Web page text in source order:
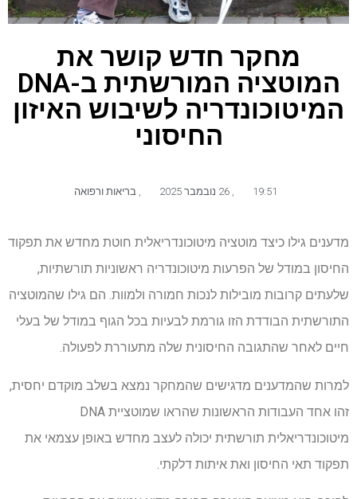
מחקר חדש קושר את
המוטציה המורשתית ב-DNA
המיטוכונדריה לשיבוש האיזון
החיסוני
19:51 26 נובמבר 2025 בריאות ורפואה
מדענים גילו כיצד מוטציה מיטוכונדריאלית חוטת מחדש את תפקוד
החיסון במודל של הפרעות מיטוכונדריה ראשוניות תורשתיות,
שלעתים קרובות מובילות לנכות חמורה ולמוות. הם גילו שהמוטציה
התורשתית הבודדת הזו גורמת לבעיות בכל הגוף במודל של בעלי
חיים לאחר שהתגובה החיסונית שלה מתעוררת לפעולה.
למרות שהמדענים מדגישים שהמחקר נמצא בשלב מוקדם יחסית,
זהו אחד העבודות הראשונות שהראו שמוטציית DNA
מיטוכונדריאלית תורשתית יכולה לעצב מחדש באופן עצמאי את
תפקוד תאי החיסון ואת איתות דלקתי.